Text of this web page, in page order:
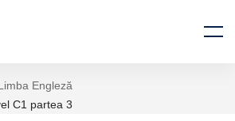
Engleză
C1 partea 3